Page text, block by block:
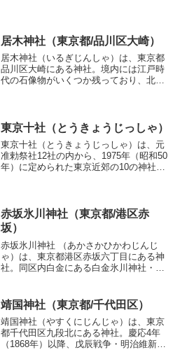
してお祀りした...
居木神社（東京都/品川区大崎）
居木神社（いるぎじんしゃ）は、東京都
品川区大崎にある神社。境内には江戸時
代の石像物がいくつか残っており、北側
形文化財に指定され...
東京十社（とうきょうじっしゃ）
東京十社（とうきょうじっしゃ）は、元
准勅祭社12社の内から、1975年（昭和50
年）に定められた東京近郊の10の神社の
命、誉田別命 ・芝大...
赤坂氷川神社（東京都/港区赤
坂）
赤坂氷川神社 （あかさかひかわじんじ
ゃ）は、東京都港区赤坂六丁目にある神
社。同区内白金にある白金氷川神社・元
として東京十社のひとつでもある。鎮座
より一千年余、「厄除」「...
靖国神社（東京都/千代田区）
靖国神社（やすくにじんじゃ）は、東京
都千代田区九段北にある神社。慶応4年
（1868年）以降、戊辰戦争・明治維新期